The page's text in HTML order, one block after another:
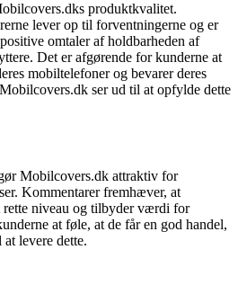
produktkvalitet.
lever op til forventningerne og er
omtaler af holdbarheden af
Det er afgørende for kunderne at
mobiltelefoner og bevarer deres
ser ud til at opfylde dette
Mobilcovers.dk attraktiv for
Kommentarer fremhæver, at
rette niveau og tilbyder værdi for
at føle, at de får en god handel,
levere dette.